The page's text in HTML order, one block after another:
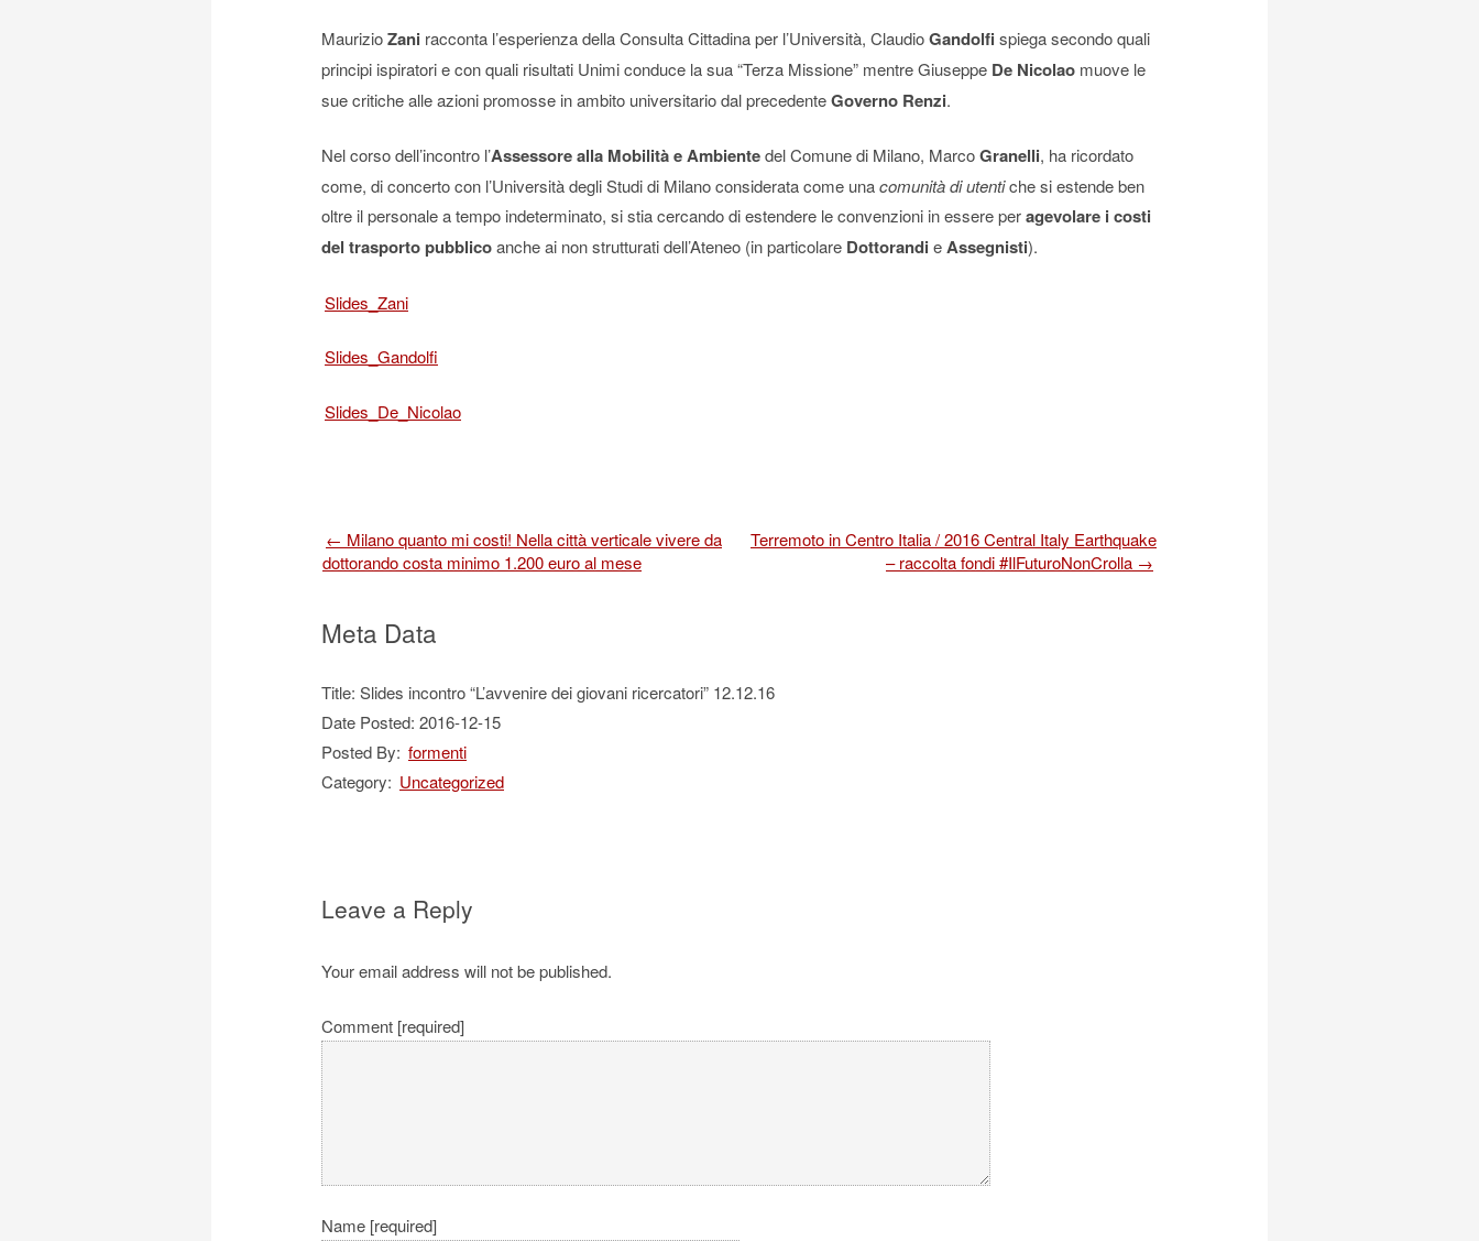
MaurizioZani racconta l’esperienza della Consulta Cittadina per l’Università, ClaudioGandolfi spiega secondo quali
principi ispiratori e con quali risultati Unimi conduce la sua “Terza Missione” mentre Giuseppe De Nicolao muove le
sue critiche alle azioni promosse in ambito universitario dal precedenteGoverno Renzi.
Nel corso dell’incontro l’Assessore alla Mobilità e Ambientedel Comune di Milano, MarcoGranelli, ha ricordato
come, di concerto con l’Università degli Studi di Milano considerata come unacomunità di utentiche si estende ben
oltre il personale a tempo indeterminato, si stia cercando di estendere le convenzioni in essere peragevolare i costi
del trasporto pubblicoanche ai non strutturati dell’Ateneo (in particolare Dottorandi eAssegnisti).
Slides_Zani
Slides_Gandolfi
Slides_De_Nicolao
Post
navigation
← Milano quanto mi costi! Nella città verticale vivere da
dottorando costa minimo 1.200 euro al mese
Terremoto in Centro Italia / 2016 Central Italy Earthquake
– raccolta fondi #IlFuturoNonCrolla →
Meta Data
Title: Slides incontro “L’avvenire dei giovani ricercatori” 12.12.16
Date Posted: 2016-12-15
Posted By: formenti
Category: Uncategorized
Leave a Reply
Your email address will not be published.
Comment [required]
Name [required]